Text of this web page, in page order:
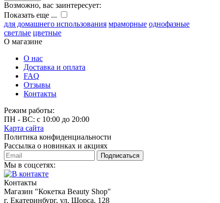
Возможно, вас заинтересует:
Показать еще ...
для домашнего использования мраморные однофазные
светлые цветные
О магазине
О нас
Доставка и оплата
FAQ
Отзывы
Контакты
Режим работы:
ПН - ВС: с 10:00 до 20:00
Карта сайта
Политика конфиденциальности
Рассылка о новинках и акциях
Подписаться
Мы в соцсетях:
Контакты
Магазин "Кокетка Beauty Shop"
г. Екатеринбург, ул. Щорса, 128